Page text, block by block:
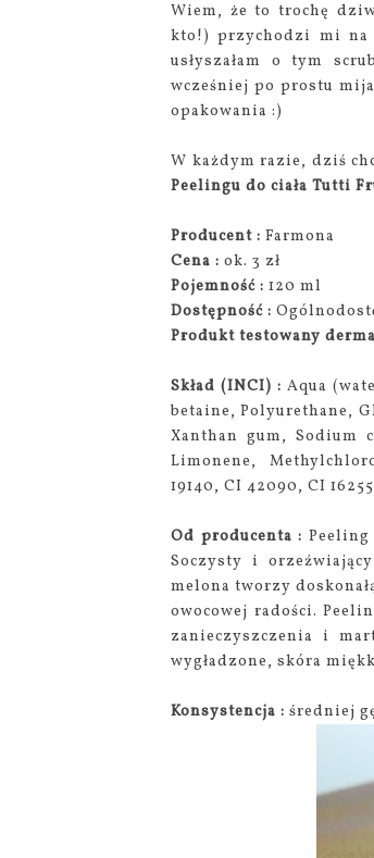
Wiem, że to trochę
kto!) przychodzi mi na
usłyszałam o tym
wcześniej po prostu
opakowania :)
W każdym razie, dziś
Peelingu do ciała Tutti
Producent : Farmona
Cena : ok. 3 zł
Pojemność : 120 ml
Dostępność :
Produkt testowany
Skład (INCI) : Aqua
betaine, Polyurethane,
Xanthan gum, Sodium
Limonene,
19140, CI 42090, CI
Od producenta : Peeling
Soczysty i
melona tworzy
owocowej radości.
zanieczyszczenia i
wygładzone, skóra
Konsystencja : średniej